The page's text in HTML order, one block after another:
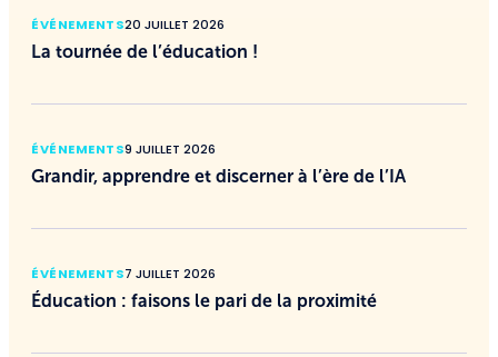
ÉVÉNEMENTS20 JUILLET 2026
La tournée de l’éducation !
ÉVÉNEMENTS9 JUILLET 2026
Grandir, apprendre et discerner à l’ère de l’IA
ÉVÉNEMENTS7 JUILLET 2026
Éducation : faisons le pari de la proximité